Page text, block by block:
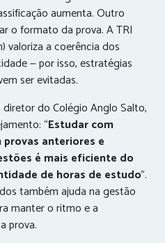
aumenta. Outro
o formato da prova. A TRI
valoriza a coerência dos
— por isso, estratégias
ser evitadas.
diretor do Colégio Anglo Salto,
“Estudar com
anteriores e
é mais eficiente do
de horas de estudo”.
também ajuda na gestão
manter o ritmo e a
prova.